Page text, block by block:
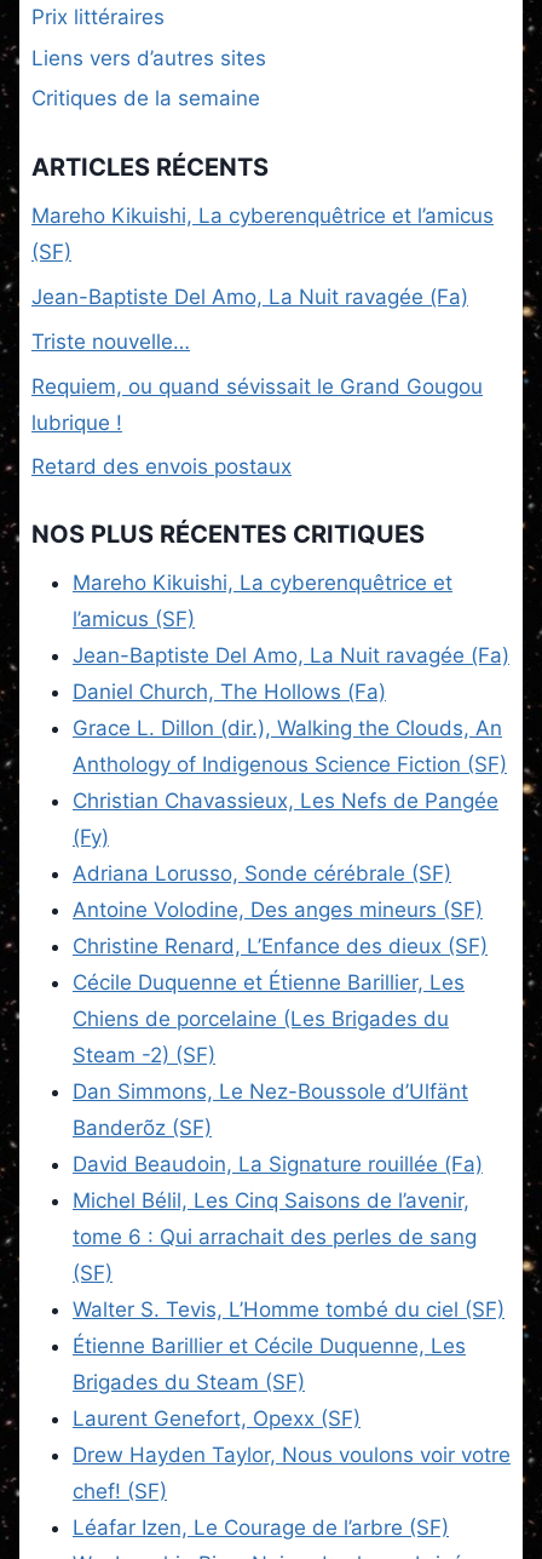
Prix littéraires
Liens vers d’autres sites
Critiques de la semaine
ARTICLES RÉCENTS
Mareho Kikuishi, La cyberenquêtrice et l’amicus
(SF)
Jean-Baptiste Del Amo, La Nuit ravagée (Fa)
Triste nouvelle…
Requiem, ou quand sévissait le Grand Gougou
lubrique !
Retard des envois postaux
NOS PLUS RÉCENTES CRITIQUES
Mareho Kikuishi, La cyberenquêtrice et
l’amicus (SF)
Jean-Baptiste Del Amo, La Nuit ravagée (Fa)
Daniel Church, The Hollows (Fa)
Grace L. Dillon (dir.), Walking the Clouds, An
Anthology of Indigenous Science Fiction (SF)
Christian Chavassieux, Les Nefs de Pangée
(Fy)
Adriana Lorusso, Sonde cérébrale (SF)
Antoine Volodine, Des anges mineurs (SF)
Christine Renard, L’Enfance des dieux (SF)
Cécile Duquenne et Étienne Barillier, Les
Chiens de porcelaine (Les Brigades du
Steam -2) (SF)
Dan Simmons, Le Nez-Boussole d’Ulfänt
Banderõz (SF)
David Beaudoin, La Signature rouillée (Fa)
Michel Bélil, Les Cinq Saisons de l’avenir,
tome 6 : Qui arrachait des perles de sang
(SF)
Walter S. Tevis, L’Homme tombé du ciel (SF)
Étienne Barillier et Cécile Duquenne, Les
Brigades du Steam (SF)
Laurent Genefort, Opexx (SF)
Drew Hayden Taylor, Nous voulons voir votre
chef! (SF)
Léafar Izen, Le Courage de l’arbre (SF)